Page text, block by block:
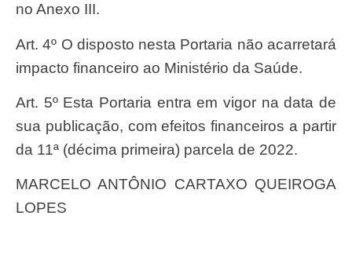
no Anexo III.
Art. 4º O disposto nesta Portaria não acarretará
impacto financeiro ao Ministério da Saúde.
Art. 5º Esta Portaria entra em vigor na data de
sua publicação, com efeitos financeiros a partir
da 11ª (décima primeira) parcela de 2022.
MARCELO ANTÔNIO CARTAXO QUEIROGA
LOPES